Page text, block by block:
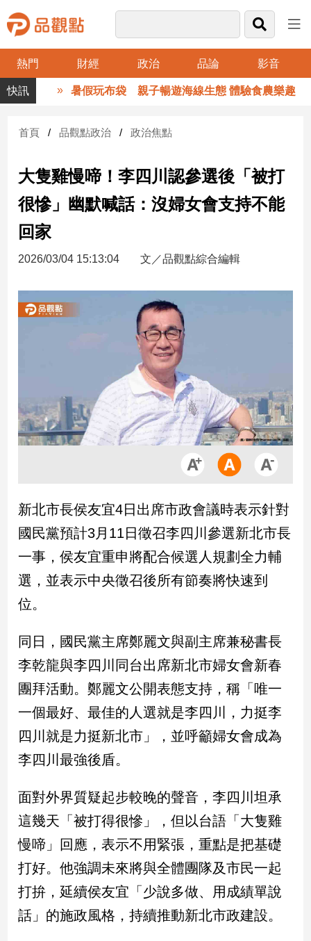
熱門 財經 政治 品論 影音
品
觀
財
台
財
經
新
股
市
品
觀
治
品
觀
調
國
會
焦
點
觀
兩
岸/
國
際
社
會/
方
暑假玩布袋 親子暢遊海線生態 體驗食農樂趣
首頁 品觀點政治 政治焦點
大隻雞慢啼！李四川認參選後「被打
很慘」幽默喊話：沒婦女會支持不能
回家
2026/03/04 15:13:04 文／品觀點綜合編輯
新北市長侯友宜4日出席市政會議時表示針對
國民黨預計3月11日徵召李四川參選新北市長
一事，侯友宜重申將配合候選人規劃全力輔
選，並表示中央徵召後所有節奏將快速到
位。
同日，國民黨主席鄭麗文與副主席兼秘書長
李乾龍與李四川同台出席新北市婦女會新春
團拜活動。鄭麗文公開表態支持，稱「唯一
一個最好、最佳的人選就是李四川，力挺李
四川就是力挺新北市」，並呼籲婦女會成為
李四川最強後盾。
面對外界質疑起步較晚的聲音，李四川坦承
這幾天「被打得很慘」，但以台語「大隻雞
慢啼」回應，表示不用緊張，重點是把基礎
打好。他強調未來將與全體團隊及市民一起
打拚，延續侯友宜「少說多做、用成績單說
話」的施政風格，持續推動新北市政建設。